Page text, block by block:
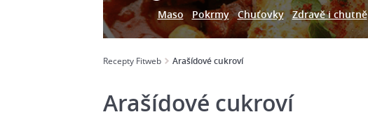
Maso Pokrmy Chuťovky Zdravě i chutně
Recepty Fitweb Arašídové cukroví
Arašídové cukroví